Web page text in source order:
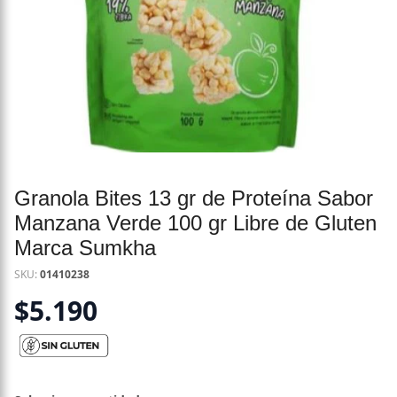
Granola Bites 13 gr de Proteína Sabor
Manzana Verde 100 gr Libre de Gluten
Marca Sumkha
SKU:01410238
$5.190